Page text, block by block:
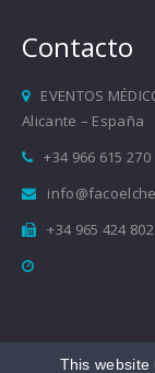
Contacto
EVENTOS
Alicante – España
+34 966 615 270
+34 965 424 802
This website